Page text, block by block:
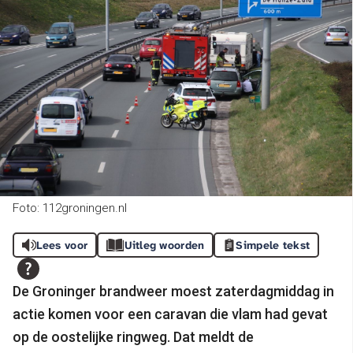
Foto: 112groningen.nl
Lees voor Uitleg woorden Simpele tekst
De Groninger brandweer moest zaterdagmiddag in
actie komen voor een caravan die vlam had gevat
op de oostelijke ringweg. Dat meldt de